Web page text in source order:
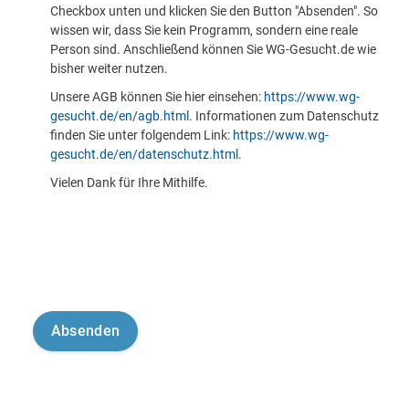
Checkbox unten und klicken Sie den Button "Absenden". So
wissen wir, dass Sie kein Programm, sondern eine reale
Person sind. Anschließend können Sie WG-Gesucht.de wie
bisher weiter nutzen.
Unsere AGB können Sie hier einsehen: https://www.wg-
gesucht.de/en/agb.html . Informationen zum Datenschutz
finden Sie unter folgendem Link: https://www.wg-
gesucht.de/en/datenschutz.html .
Vielen Dank für Ihre Mithilfe.